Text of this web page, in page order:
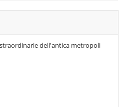
dell'antica metropoli